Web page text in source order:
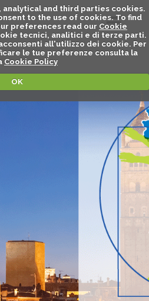
analytical and third parties cookies.
to the use of cookies. To find
preferences read our Cookie
tecnici, analitici e di terze parti.
all'utilizzo dei cookie. Per
le tue preferenze consulta la
Cookie Policy
OK